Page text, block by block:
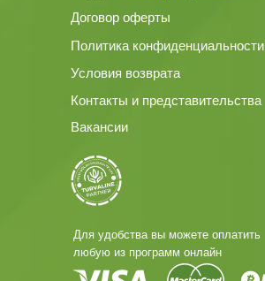
Договор оферты
Политика конфиденциальности
Условия возврата
Контакты и представительства
Для удобства вы можете оплатить
любую из программ онлайн
Вакансии